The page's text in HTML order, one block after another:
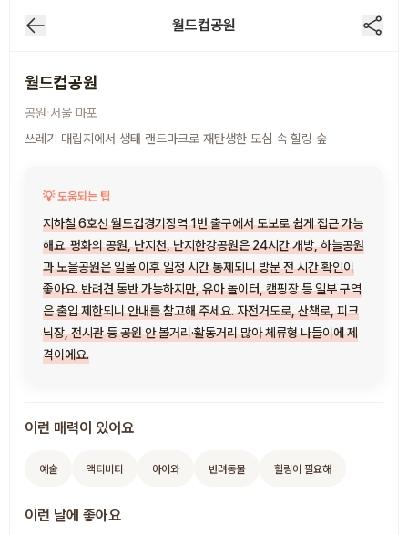
월드컵공원
월드컵공원
공원·서울 마포
쓰레기 매립지에서 생태 랜드마크로 재탄생한 도심 속 힐링 숲
💡 도움되는 팁
지하철 6호선 월드컵경기장역 1번 출구에서 도보로 쉽게 접근 가능
해요. 평화의 공원, 난지천, 난지한강공원은 24시간 개방, 하늘공원
과 노을공원은 일몰 이후 일정 시간 통제되니 방문 전 시간 확인이
좋아요. 반려견 동반 가능하지만, 유아 놀이터, 캠핑장 등 일부 구역
은 출입 제한되니 안내를 참고해 주세요. 자전거도로, 산책로, 피크
닉장, 전시관 등 공원 안 볼거리·활동거리 많아 체류형 나들이에 제
격이에요.
이런 매력이 있어요
예술 액티비티 아이와 반려동물 힐링이 필요해
이런 날에 좋아요